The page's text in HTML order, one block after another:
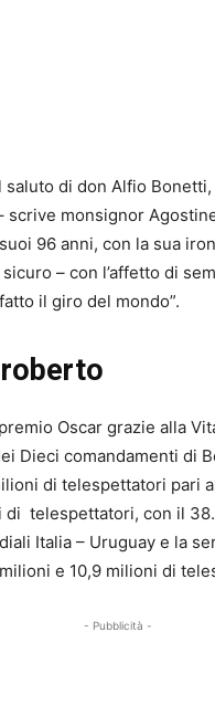
di don Alfio
scrive monsignor
96 anni, con la sua
– con l’affetto di
il giro del mondo”.
Oscar grazie alla
Dieci comandamenti di
di telespettatori pari
di telespettatori, con il
Italia – Uruguay e la
e 10,9 milioni di
- Pubblicità -